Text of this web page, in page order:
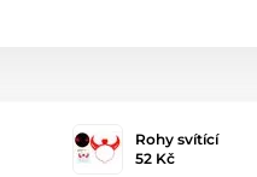
Rohy svítící
52 Kč